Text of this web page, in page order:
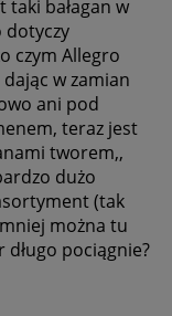
bałagan w
dotyczy
czym Allegro
w zamian
ani pod
teraz jest
tworem,,
dużo
(tak
można tu
pociągnie?